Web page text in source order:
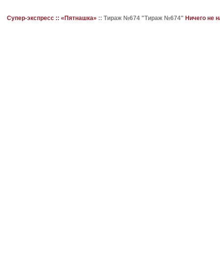
Супер-экспресс :: «Пятнашка» :: Тираж №674 "Тираж №674" Ничего не